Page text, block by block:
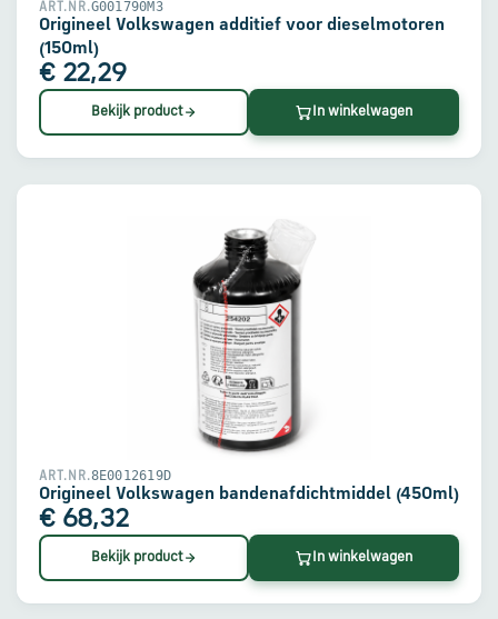
ART.NR.G001790M3
Origineel Volkswagen additief voor dieselmotoren
(150ml)
€ 22,29
Bekijk product In winkelwagen
ART.NR.8E0012619D
Origineel Volkswagen bandenafdichtmiddel (450ml)
€ 68,32
Bekijk product In winkelwagen